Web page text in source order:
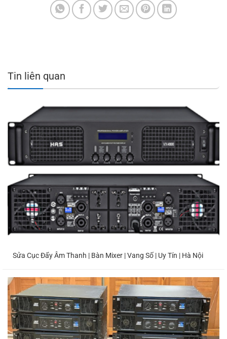
Tin liên quan
Sửa Cục Đẩy Âm Thanh | Bàn Mixer | Vang Số | Uy Tín | Hà Nội